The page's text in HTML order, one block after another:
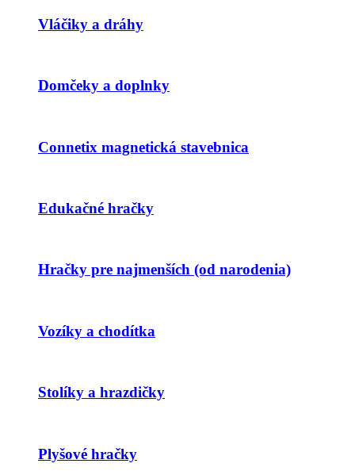
Vláčiky a dráhy
Domčeky a doplnky
Connetix magnetická stavebnica
Edukačné hračky
Hračky pre najmenších (od narodenia)
Vozíky a chodítka
Stolíky a hrazdičky
Plyšové hračky